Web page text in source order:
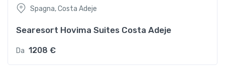
Spagna, Costa Adeje
Searesort Hovima Suites Costa Adeje
Da 1208 €